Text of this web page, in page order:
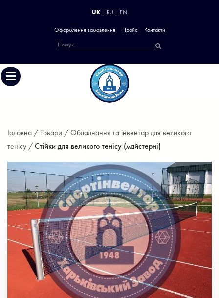
UK RU EN
Оформлення замовлення Прайс Контакти
Головна /Товари /Обладнання та інвентар для великого
тенісу /Стійки для великого тенісу (майстерні)